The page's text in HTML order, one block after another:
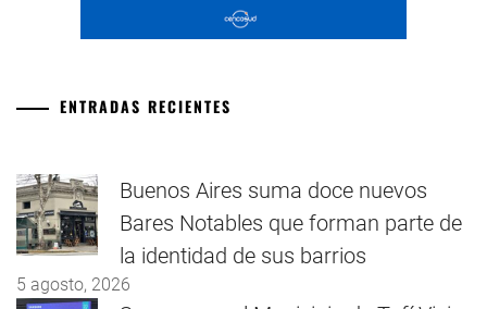
ENTRADAS RECIENTES
Buenos Aires suma doce nuevos
Bares Notables que forman parte de
la identidad de sus barrios
5 agosto, 2026